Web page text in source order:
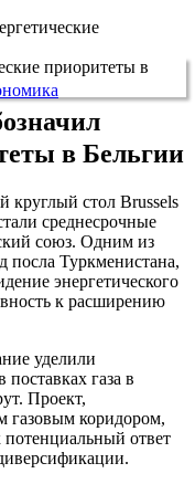
в Бельгии
круглый стол Brussels
среднесрочные
союз. Одним из
посла Туркменистана,
энергетического
к расширению
уделили
газа в
Проект,
коридором,
потенциальный ответ